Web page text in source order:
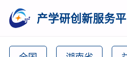
产学研创新服务